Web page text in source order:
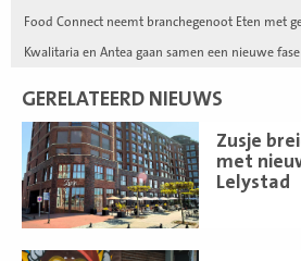
Food Connect neemt branchegenoot Eten met
Kwalitaria en Antea gaan samen een nieuwe
GERELATEERD NIEUWS
Zusje
met
Lelystad
Lees
meer